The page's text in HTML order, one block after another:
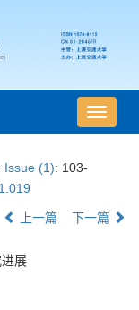
导
航
Issue (1): 103-
上一篇 下一篇
展